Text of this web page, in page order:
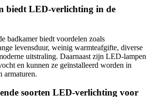
biedt LED-verlichting in de
badkamer biedt voordelen zoals
levensduur, weinig warmteafgifte, diverse
uitstraling. Daarnaast zijn LED-lampen
en kunnen ze geïnstalleerd worden in
armaturen.
soorten LED-verlichting voor